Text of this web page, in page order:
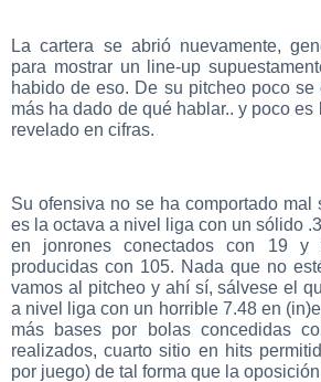
La cartera se abrió nuevamente,
para mostrar un line-up
habido de eso. De su pitcheo poco
más ha dado de qué hablar.. y poco es
revelado en cifras.
Su ofensiva no se ha comportado mal
es la octava a nivel liga con un sólido
en jonrones conectados con 19 y
producidas con 105. Nada que no
vamos al pitcheo y ahí sí, sálvese el
a nivel liga con un horrible 7.48 en
más bases por bolas concedidas
realizados, cuarto sitio en hits
por juego) de tal forma que la